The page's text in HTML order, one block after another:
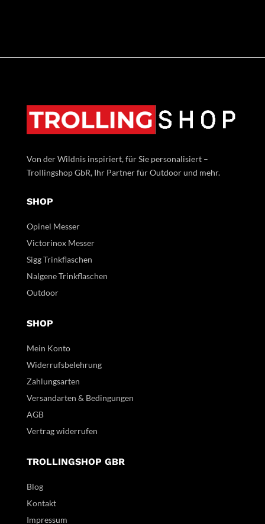
Von der Wildnis inspiriert, für Sie personalisiert –
Trollingshop GbR, Ihr Partner für Outdoor und mehr.
SHOP
Opinel Messer
Victorinox Messer
Sigg Trinkflaschen
Nalgene Trinkflaschen
Outdoor
SHOP
Mein Konto
Widerrufsbelehrung
Zahlungsarten
Versandarten & Bedingungen
AGB
Vertrag widerrufen
TROLLINGSHOP GBR
Blog
Kontakt
Impressum